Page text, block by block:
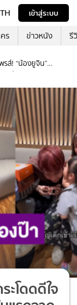
TH
เข้าสู่ระบบ
ร ข่าวหนัง รี
พรส์! “น้องยูจิน”
ว ฉัตรมงคล”
ะโดดดีใจ